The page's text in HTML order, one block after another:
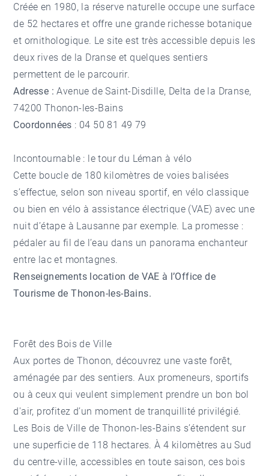
Créée en 1980, la réserve naturelle occupe une surface
de 52 hectares et offre une grande richesse botanique
et ornithologique. Le site est très accessible depuis les
deux rives de la Dranse et quelques sentiers
permettent de le parcourir.
Adresse : Avenue de Saint-Disdille, Delta de la Dranse,
74200 Thonon-les-Bains
Coordonnées : 04 50 81 49 79
Incontournable : le tour du Léman à vélo
Cette boucle de 180 kilomètres de voies balisées
s’effectue, selon son niveau sportif, en vélo classique
ou bien en vélo à assistance électrique (VAE) avec une
nuit d’étape à Lausanne par exemple. La promesse :
pédaler au fil de l’eau dans un panorama enchanteur
entre lac et montagnes.
Renseignements location de VAE à l’Office de
Tourisme de Thonon-les-Bains.
Forêt des Bois de Ville
Aux portes de Thonon, découvrez une vaste forêt,
aménagée par des sentiers. Aux promeneurs, sportifs
ou à ceux qui veulent simplement prendre un bon bol
d'air, profitez d’un moment de tranquillité privilégié.
Les Bois de Ville de Thonon-les-Bains s’étendent sur
une superficie de 118 hectares. À 4 kilomètres au Sud
du centre-ville, accessibles en toute saison, ces bois